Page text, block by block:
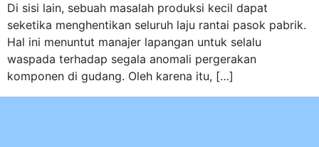
Di sisi lain, sebuah masalah produksi kecil dapat
seketika menghentikan seluruh laju rantai pasok pabrik.
Hal ini menuntut manajer lapangan untuk selalu
waspada terhadap segala anomali pergerakan
komponen di gudang. Oleh karena itu, […]